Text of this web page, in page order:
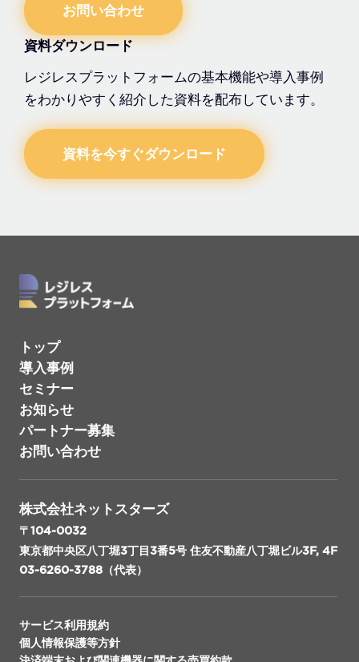
お問い合わせ
資料ダウンロード
レジレスプラットフォームの基本機能や導入事例
をわかりやすく紹介した資料を配布しています。
資料を今すぐダウンロード
トップ
導入事例
セミナー
お知らせ
パートナー募集
お問い合わせ
株式会社ネットスターズ
〒104-0032
東京都中央区八丁堀3丁目3番5号 住友不動産八丁堀ビル3F, 4F
03-6260-3788（代表）
サービス利用規約
個人情報保護等方針